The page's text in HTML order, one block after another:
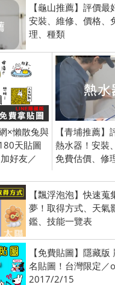
【龜山推薦】評價最
安裝、維修、價格、
理、種類
×懶散兔與
天貼圖
好友／
【青埔推薦
熱水器！安裝
免費估價、修
【飄浮泡泡】快速
夢！取得方式、天氣
鑑、技能一覽表
【免費貼圖】隱藏
名貼圖！台灣限定／
2017/2/15